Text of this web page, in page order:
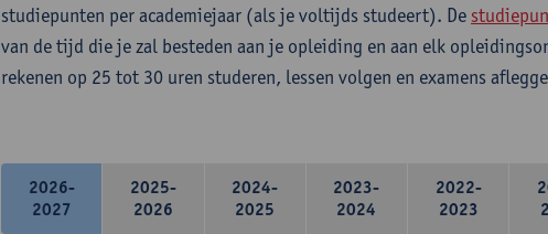
studiepunten per academiejaar (als je voltijds studeert). De
van de tijd die je zal besteden aan je opleiding en aan elk
rekenen op 25 tot 30 uren studeren, lessen volgen en examens
2026-
2027
2025-
2026
2024-
2025
2023-
2024
2022-
2023